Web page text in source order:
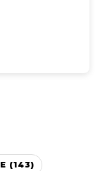
(143)